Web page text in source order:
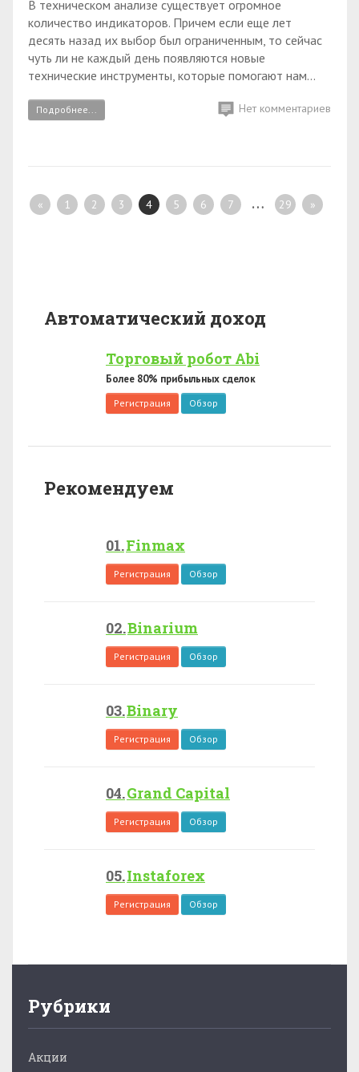
В техническом анализе существует огромное
количество индикаторов. Причем если еще лет
десять назад их выбор был ограниченным, то сейчас
чуть ли не каждый день появляются новые
технические инструменты, которые помогают нам...
Подробнее... Нет комментариев
« 1 2 3 4 5 6 7 … 29 »
Автоматический доход
Торговый робот Abi
Более 80% прибыльных сделок
Регистрация Обзор
Рекомендуем
Finmax
Регистрация Обзор
Binarium
Регистрация Обзор
Binary
Регистрация Обзор
Grand Capital
Регистрация Обзор
Instaforex
Регистрация Обзор
Рубрики
Акции